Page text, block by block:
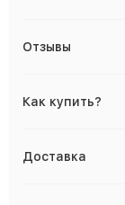
Отзывы
Как купить?
Доставка